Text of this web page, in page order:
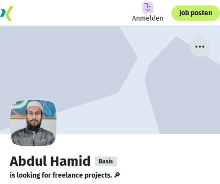
Anmelden
Job posten
Abdul Hamid Basis
is looking for freelance projects. 🔎